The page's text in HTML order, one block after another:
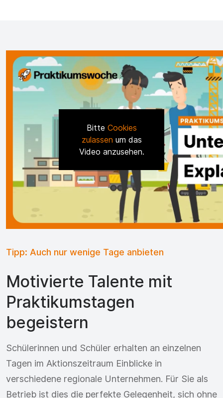
Bitte Cookies
zulassen um das
Video anzusehen.
Tipp: Auch nur wenige Tage anbieten
Motivierte Talente mit
Praktikumstagen
begeistern
Schülerinnen und Schüler erhalten an einzelnen
Tagen im Aktionszeitraum Einblicke in
verschiedene regionale Unternehmen. Für Sie als
Betrieb ist dies die perfekte Gelegenheit, sich ohne